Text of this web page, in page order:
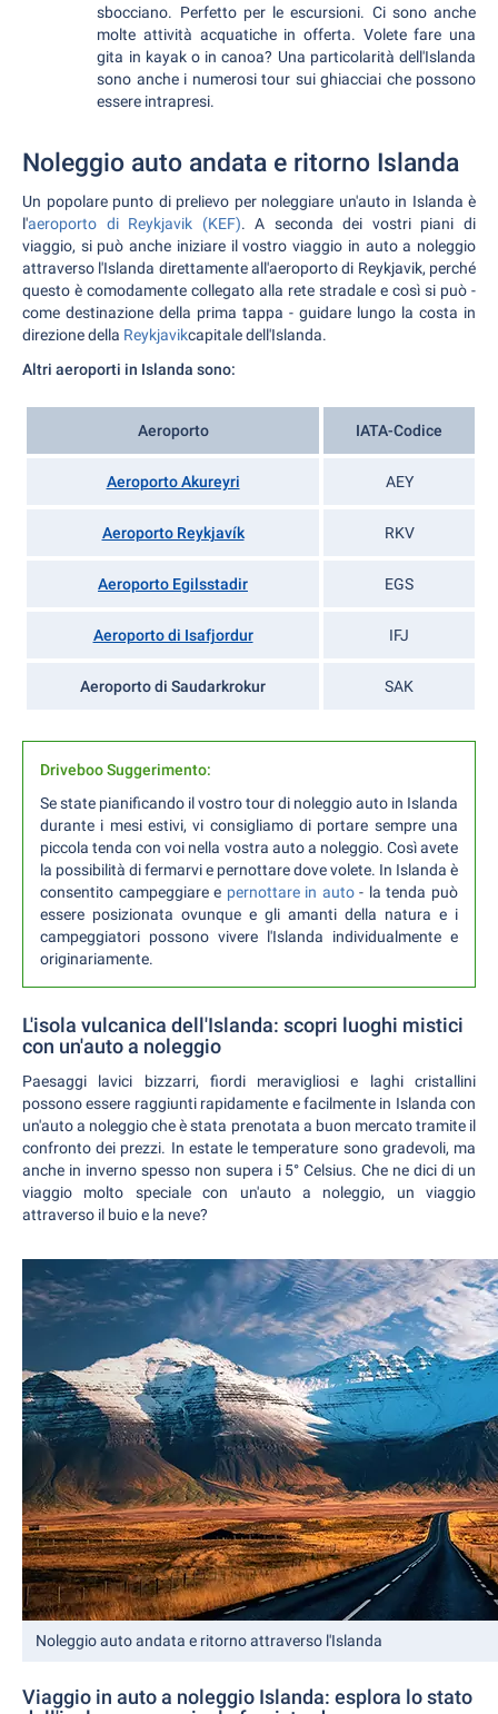
sbocciano. Perfetto per le escursioni. Ci sono anche
molte attività acquatiche in offerta. Volete fare una
gita in kayak o in canoa? Una particolarità dell'Islanda
sono anche i numerosi tour sui ghiacciai che possono
essere intrapresi.
Noleggio auto andata e ritorno Islanda
Un popolare punto di prelievo per noleggiare un'auto in Islanda è
l'aeroporto di Reykjavik (KEF). A seconda dei vostri piani di
viaggio, si può anche iniziare il vostro viaggio in auto a noleggio
attraverso l'Islanda direttamente all'aeroporto di Reykjavik, perché
questo è comodamente collegato alla rete stradale e così si può -
come destinazione della prima tappa - guidare lungo la costa in
direzione della Reykjavikcapitale dell'Islanda.
Altri aeroporti in Islanda sono:
Aeroporto IATA-Codice
Aeroporto Akureyri AEY
Aeroporto Reykjavík RKV
Aeroporto Egilsstadir EGS
Aeroporto di Isafjordur IFJ
Aeroporto di Saudarkrokur SAK
Driveboo Suggerimento:
Se state pianificando il vostro tour di noleggio auto in Islanda
durante i mesi estivi, vi consigliamo di portare sempre una
piccola tenda con voi nella vostra auto a noleggio. Così avete
la possibilità di fermarvi e pernottare dove volete. In Islanda è
consentito campeggiare e pernottare in auto- la tenda può
essere posizionata ovunque e gli amanti della natura e i
campeggiatori possono vivere l'Islanda individualmente e
originariamente.
L'isola vulcanica dell'Islanda: scopri luoghi mistici
con un'auto a noleggio
Paesaggi lavici bizzarri, fiordi meravigliosi e laghi cristallini
possono essere raggiunti rapidamente e facilmente in Islanda con
un'auto a noleggio che è stata prenotata a buon mercato tramite il
confronto dei prezzi. In estate le temperature sono gradevoli, ma
anche in inverno spesso non supera i 5° Celsius. Che ne dici di un
viaggio molto speciale con un'auto a noleggio, un viaggio
attraverso il buio e la neve?
Noleggio auto andata e ritorno attraverso l'Islanda
Viaggio in auto a noleggio Islanda: esplora lo stato